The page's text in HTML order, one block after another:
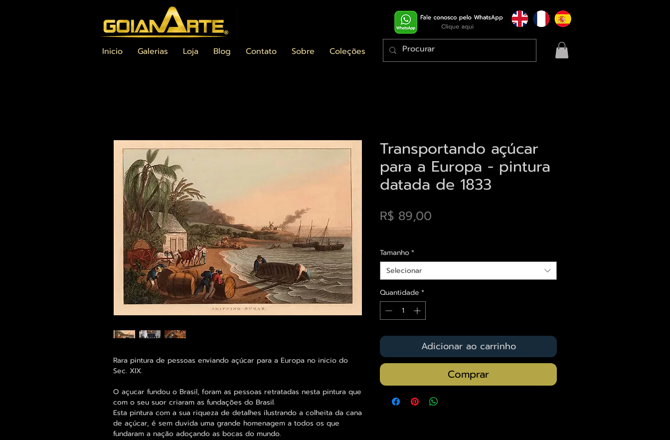
Inicio Galerias Loja Blog Contato Sobre Coleções
Rara pintura de pessoas enviando açúcar para a Europa no inicio do
Sec. XIX.
O açucar fundou o Brasil, foram as pessoas retratadas nesta pintura que
com o seu suor criaram as fundações do Brasil.
Esta pintura com a sua riqueza de detalhes ilustrando a colheita da cana
de açúcar, é sem duvida uma grande homenagem a todos os que
fundaram a nação adoçando as bocas do mundo.
Transportando açúcar
para a Europa - pintura
datada de 1833
R$ 89,00
Tamanho*
Selecionar
Quantidade *
Adicionar ao carrinho
Comprar